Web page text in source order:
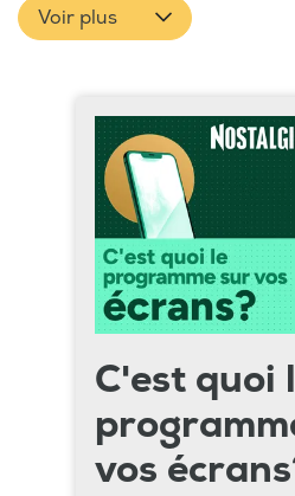
Voir plus
C'est quoi
vos